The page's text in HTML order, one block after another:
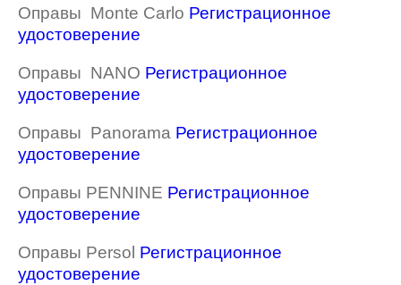
Оправы Monte Carlo Регистрационное
удостоверение
Оправы NANO Регистрационное
удостоверение
Оправы Panorama Регистрационное
удостоверение
Оправы PENNINE Регистрационное
удостоверение
Оправы Persol Регистрационное
удостоверение